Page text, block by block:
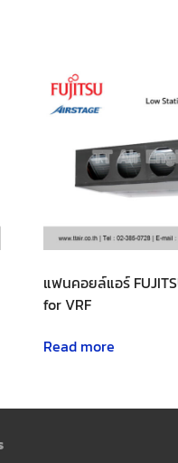
แฟนคอยล์แอร์
for VRF
Read more